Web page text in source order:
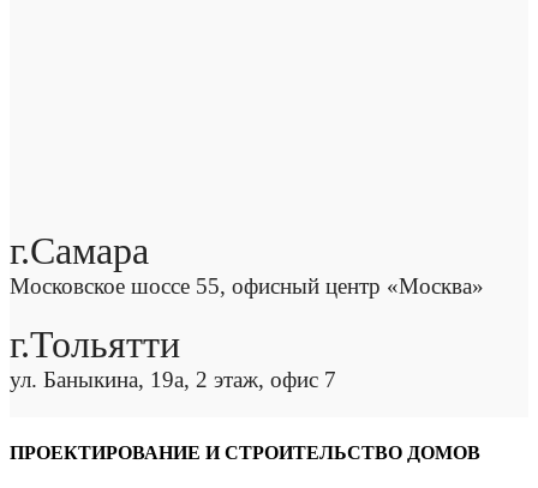
г.Самара
Московское шоссе 55, офисный центр «Москва»
г.Тольятти
ул. Баныкина, 19а, 2 этаж, офис 7
ПРОЕКТИРОВАНИЕ И СТРОИТЕЛЬСТВО ДОМОВ